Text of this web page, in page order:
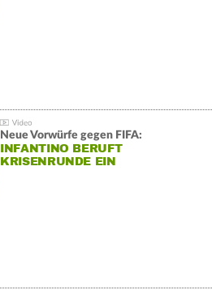
Neue Vorwürfe gegen FIFA:
INFANTINO BERUFT
KRISENRUNDE EIN